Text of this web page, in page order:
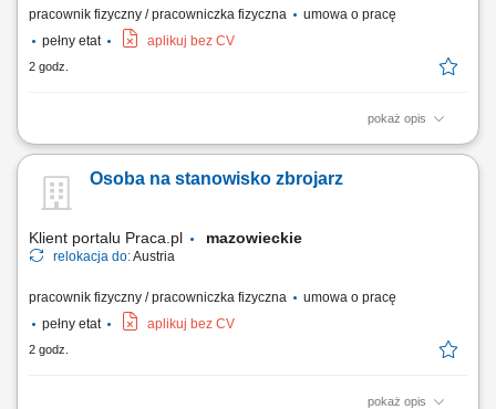
pracownik fizyczny / pracowniczka fizyczna
umowa o pracę
pełny etat
aplikuj bez CV
2 godz.
pokaż opis
Prace fizyczne związane z budową i demontażem konstrukcji
wysokościowych. Zabezpieczanie stanowisk pracy zgodnie z normami
budowlanymi.
Osoba na stanowisko zbrojarz
Klient portalu Praca.pl mazowieckie
relokacja do:Austria
pracownik fizyczny / pracowniczka fizyczna
umowa o pracę
pełny etat
aplikuj bez CV
2 godz.
pokaż opis